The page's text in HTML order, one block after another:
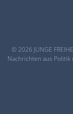
© 2026 JUNGE
Nachrichten aus